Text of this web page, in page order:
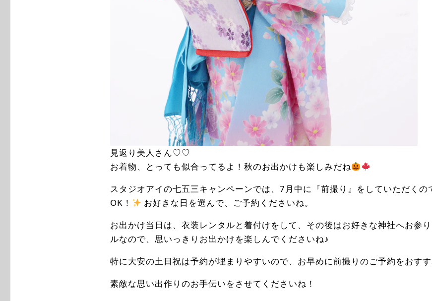
見返り美人さん♡♡
お着物、とっても似合ってるよ！秋のお出かけも楽しみだね
スタジオアイの七五三キャンペーンでは、7月中に『前撮り』をしていただくの
OK！
お好きな日を選んで、ご予約くださいね。
お出かけ当日は、衣装レンタルと着付けをして、その後はお好きな神社へお参
ルなので、思いっきりお出かけを楽しんでくださいね♪
特に大安の土日祝は予約が埋まりやすいので、お早めに前撮りのご予約をおすす
素敵な思い出作りのお手伝いをさせてくださいね！